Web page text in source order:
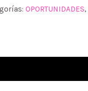
OPORTUNIDADES,